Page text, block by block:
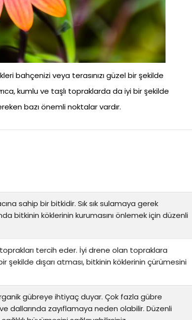
bahçenizi veya terasınızı güzel bir şekilde
kumlu ve taşlı topraklarda da iyi bir şekilde
bazı önemli noktalar vardır.
sahip bir bitkidir. Sık sık sulamaya gerek
bitkinin köklerinin kurumasını önlemek için düzenli
tercih eder. İyi drene olan topraklara
şekilde dışarı atması, bitkinin köklerinin çürümesini
gübreye ihtiyaç duyar. Çok fazla gübre
dallarında zayıflamaya neden olabilir. Düzenli